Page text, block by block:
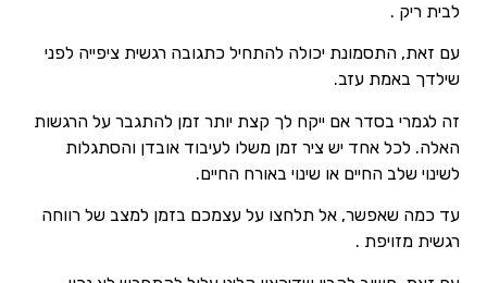
לבית ריק .
עם זאת, התסמונת יכולה להתחיל כתגובה רגשית ציפייה לפני
שילדך באמת עזב.
זה לגמרי בסדר אם ייקח לך קצת יותר זמן להתגבר על הרגשות
האלה. לכל אחד יש ציר זמן משלו לעיבוד אובדן והסתגלות
לשינוי שלב החיים או שינוי באורח החיים.
עד כמה שאפשר, אל תלחצו על עצמכם בזמן למצב של רווחה
רגשית מזויפת .